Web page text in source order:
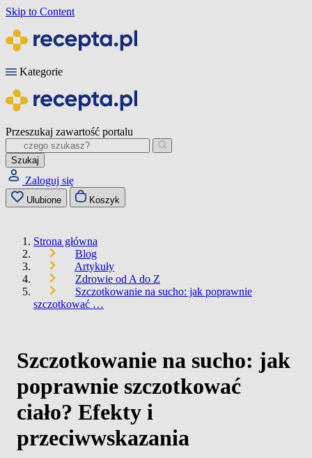
Skip to Content
Kategorie
Przeszukaj zawartość portalu
Szukaj
Zaloguj się
Ulubione Koszyk
Strona główna
Blog
Artykuły
Zdrowie od A do Z
Szczotkowanie na sucho: jak poprawnie
szczotkować …
Szczotkowanie na sucho: jak
poprawnie szczotkować
ciało? Efekty i
przeciwwskazania